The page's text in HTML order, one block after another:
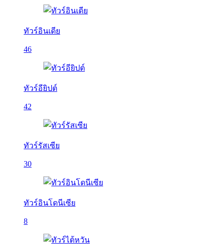
ทัวร์อินเดีย
46
ทัวร์อียิปต์
42
ทัวร์รัสเซีย
30
ทัวร์อินโดนีเซีย
8